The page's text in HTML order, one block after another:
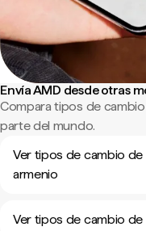
Envía AMD desde otras
Compara tipos de
parte del mundo.
Ver tipos de cambio
armenio
Ver tipos de cambio